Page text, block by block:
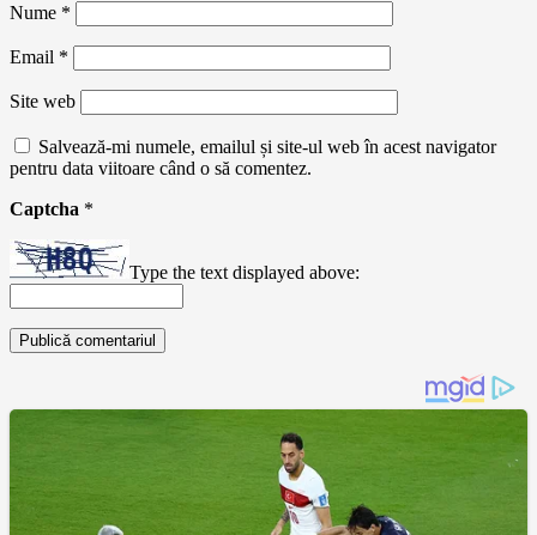
Nume *
Email *
Site web
Salvează-mi numele, emailul și site-ul web în acest navigator
pentru data viitoare când o să comentez.
Captcha *
Type the text displayed above: